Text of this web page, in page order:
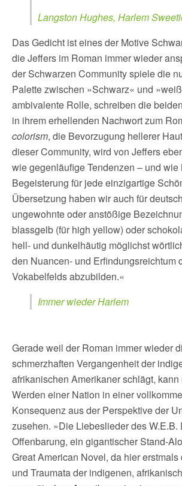
Langston Hughes, Harlem
Das Gedicht ist eines der Motive
die Jeffers im Roman immer wieder
der Schwarzen Community spiele die
Palette zwischen »Schwarz« und
ambivalente Rolle, schreiben die
in ihrem erhellenden Nachwort zum
colorism, die Bevorzugung hellerer
dieser Community, wird von Jeffers
wie gegenläufige Tendenzen – und wie
Begeisterung für jede einzigartige
Übersetzung haben wir auch für
ungewohnte oder anstößige
blassgelb (für high yellow) oder
hell- und dunkelhäutig möglichst
den Nuancen- und Erfindungsreichtum
Vokabelfelds abzubilden.«
Immer wieder Harlem
Gerade weil der Roman immer wieder
schmerzhaften Vergangenheit der
afrikanischen Amerikaner schlägt, kann
Werden einer Nation in einer
Konsequenz aus der Perspektive der
zusehen. »Die Liebeslieder des
Offenbarung, ein gigantischer Stand-
Great American Novel, da hier
und Traumata der indigenen,